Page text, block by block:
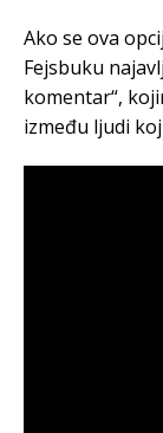
Ako se ova
Fejsbuku
komentar“,
između ljudi